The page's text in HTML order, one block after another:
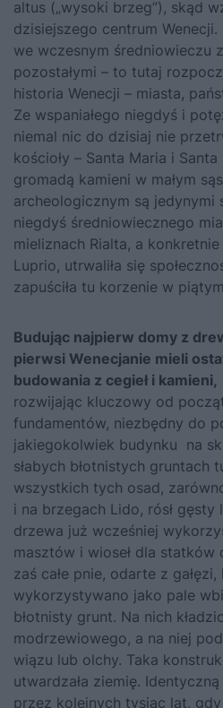
altus („wysoki brzeg”), skąd
dzisiejszego centrum
we wczesnym średniowieczu
pozostałymi – to tutaj
historia Wenecji – miasta,
Ze wspaniałego niegdyś i
niemal nic do dzisiaj nie
kościoły – Santa Maria i
gromadą kamieni w małym
archeologicznym są jedynymi
niegdyś średniowiecznego
mieliznach Rialta, a
Luprio, utrwaliła się
zapuściła tu korzenie w
Budując najpierw domy z
pierwsi Wenecjanie mieli
budowania z cegieł i kamieni,
rozwijając kluczowy od
fundamentów, niezbędny do
jakiegokolwiek budynku na
słabych błotnistych gruntach
wszystkich tych osad,
i na brzegach Lido, rósł gęsty
drzewa już wcześniej
masztów i wioseł dla statków
zaś całe pnie, odarte z
wykorzystywano jako pale
błotnisty grunt. Na nich
modrzewiowego, a na niej
wiązu lub olchy. Taka
utwardzała ziemię.
przez kolejnych tysiąc lat,